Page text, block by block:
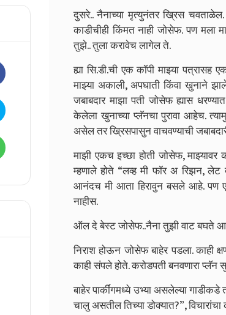
दुसरे.. नैनाच्या मृत्युनंतर ख्रिस चवताळेल.
काडीचीही किंमत नाही जोसेफ. पण मला
तुझे.. तुला करावेच लागेल ते.
ह्या सि.डी.ची एक कॉपी माझ्या
माझ्या अकाली, अपघाती किंवा खुनाने
जबाबदार माझा पती जोसेफ ह्यास
केलेला खुनाच्या प्लॅनचा पुरावा आहेच.
असेल तर ख्रिसपासुन वाचवण्याची
माझी एकच इच्छा होती जोसेफ, माझ्यावर
म्हणाले होते “लव्ह मी फॉर अ रिझन,
आनंदच मी आता हिरावुन बसले आहे. पण
नाहीस.
ऑल दे बेस्ट जोसेफ..नैना तुझी वाट बघते
निराश होऊन जोसेफ बाहेर पडला. काही
काही संपले होते. करोडपती बनवणारा प्लॅन
बाहेर पार्कींगमध्ये उभ्या असलेल्या
चालु असतील तिच्या डोक्यात?”,